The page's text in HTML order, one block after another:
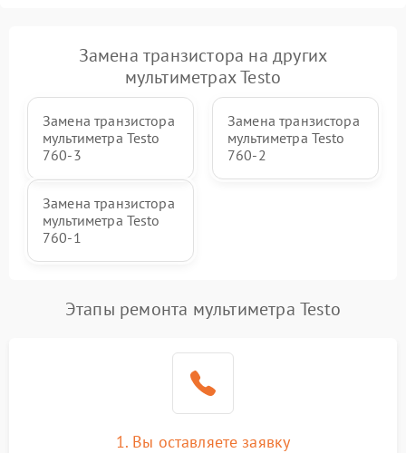
Замена транзистора на других
мультиметрах Testo
Замена транзистора
мультиметра Testo
760-3
Замена транзистора
мультиметра Testo
760-2
Замена транзистора
мультиметра Testo
760-1
Этапы ремонта мультиметра Testo
1. Вы оставляете заявку